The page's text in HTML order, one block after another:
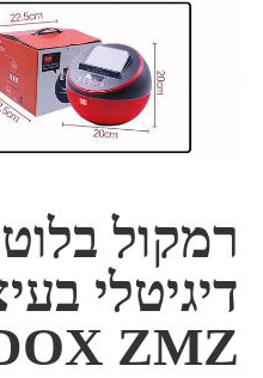
רמקול
דיגיטלי
ZMZ